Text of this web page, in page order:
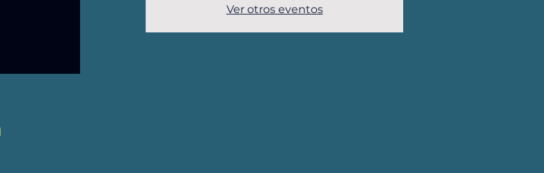
Ver otros eventos